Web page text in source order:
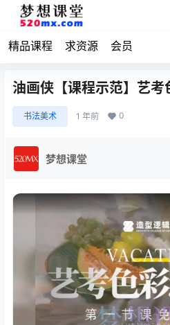
精品课程 求资源 会员
油画侠【课程示范】艺考
书法美术 1 年前 0
梦想课堂